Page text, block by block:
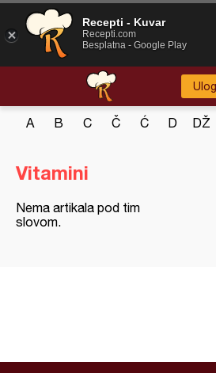
A B C Č Ć D DŽ
Vitamini
Nema artikala pod tim
slovom.
Recepti - Kuvar
Recepti.com
Besplatna - Google Play